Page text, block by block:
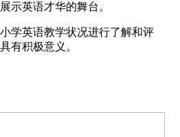
示英语才华的舞台。
英语教学状况进行了解和评
有积极意义。